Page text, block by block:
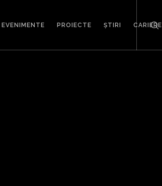
EVENIMENTE PROIECTE ȘTIRI CARIERE